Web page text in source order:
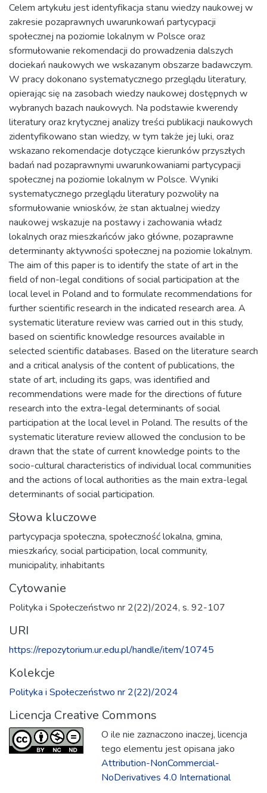
Celem artykułu jest identyfikacja stanu wiedzy naukowej w
zakresie pozaprawnych uwarunkowań partycypacji
społecznej na poziomie lokalnym w Polsce oraz
sformułowanie rekomendacji do prowadzenia dalszych
dociekań naukowych we wskazanym obszarze badawczym.
W pracy dokonano systematycznego przeglądu literatury,
opierając się na zasobach wiedzy naukowej dostępnych w
wybranych bazach naukowych. Na podstawie kwerendy
literatury oraz krytycznej analizy treści publikacji naukowych
zidentyfikowano stan wiedzy, w tym także jej luki, oraz
wskazano rekomendacje dotyczące kierunków przyszłych
badań nad pozaprawnymi uwarunkowaniami partycypacji
społecznej na poziomie lokalnym w Polsce. Wyniki
systematycznego przeglądu literatury pozwoliły na
sformułowanie wniosków, że stan aktualnej wiedzy
naukowej wskazuje na postawy i zachowania władz
lokalnych oraz mieszkańców jako główne, pozaprawne
determinanty aktywności społecznej na poziomie lokalnym.
The aim of this paper is to identify the state of art in the
field of non-legal conditions of social participation at the
local level in Poland and to formulate recommendations for
further scientific research in the indicated research area. A
systematic literature review was carried out in this study,
based on scientific knowledge resources available in
selected scientific databases. Based on the literature search
and a critical analysis of the content of publications, the
state of art, including its gaps, was identified and
recommendations were made for the directions of future
research into the extra-legal determinants of social
participation at the local level in Poland. The results of the
systematic literature review allowed the conclusion to be
drawn that the state of current knowledge points to the
socio-cultural characteristics of individual local communities
and the actions of local authorities as the main extra-legal
determinants of social participation.
Słowa kluczowe
partycypacja społeczna, społeczność lokalna, gmina,
mieszkańcy, social participation, local community,
municipality, inhabitants
Cytowanie
Polityka i Społeczeństwo nr 2(22)/2024, s. 92-107
URI
https://repozytorium.ur.edu.pl/handle/item/10745
Kolekcje
Polityka i Społeczeństwo nr 2(22)/2024
Licencja Creative Commons
O ile nie zaznaczono inaczej, licencja
tego elementu jest opisana jako
Attribution-NonCommercial-
NoDerivatives 4.0 International